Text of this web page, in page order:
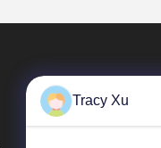
Tracy Xu